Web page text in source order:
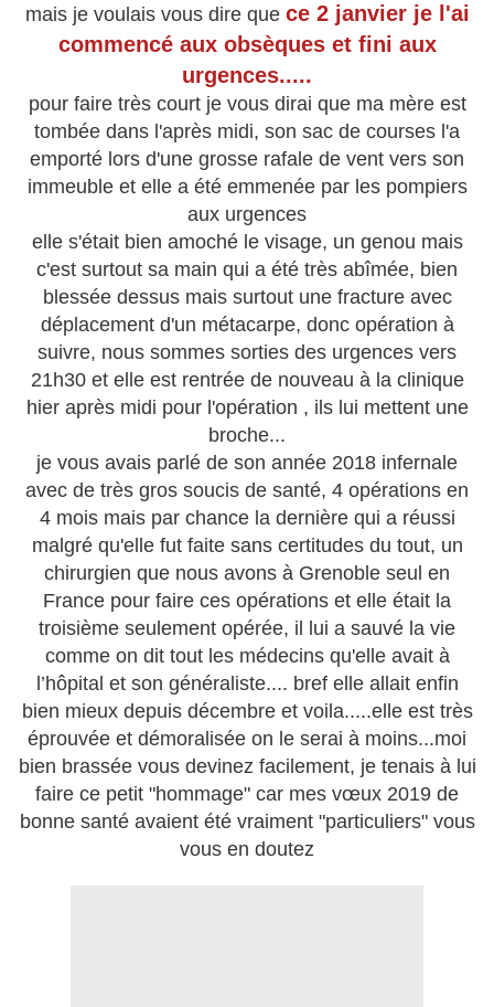
mais je voulais vous dire que ce 2 janvier je l'ai
commencé aux obsèques et fini aux
urgences.....
pour faire très court je vous dirai que ma mère est
tombée dans l'après midi, son sac de courses l'a
emporté lors d'une grosse rafale de vent vers son
immeuble et elle a été emmenée par les pompiers
aux urgences
elle s'était bien amoché le visage, un genou mais
c'est surtout sa main qui a été très abîmée, bien
blessée dessus mais surtout une fracture avec
déplacement d'un métacarpe, donc opération à
suivre, nous sommes sorties des urgences vers
21h30 et elle est rentrée de nouveau à la clinique
hier après midi pour l'opération , ils lui mettent une
broche...
je vous avais parlé de son année 2018 infernale
avec de très gros soucis de santé, 4 opérations en
4 mois mais par chance la dernière qui a réussi
malgré qu'elle fut faite sans certitudes du tout, un
chirurgien que nous avons à Grenoble seul en
France pour faire ces opérations et elle était la
troisième seulement opérée, il lui a sauvé la vie
comme on dit tout les médecins qu'elle avait à
l’hôpital et son généraliste.... bref elle allait enfin
bien mieux depuis décembre et voila.....elle est très
éprouvée et démoralisée on le serai à moins...moi
bien brassée vous devinez facilement, je tenais à lui
faire ce petit "hommage" car mes vœux 2019 de
bonne santé avaient été vraiment "particuliers" vous
vous en doutez